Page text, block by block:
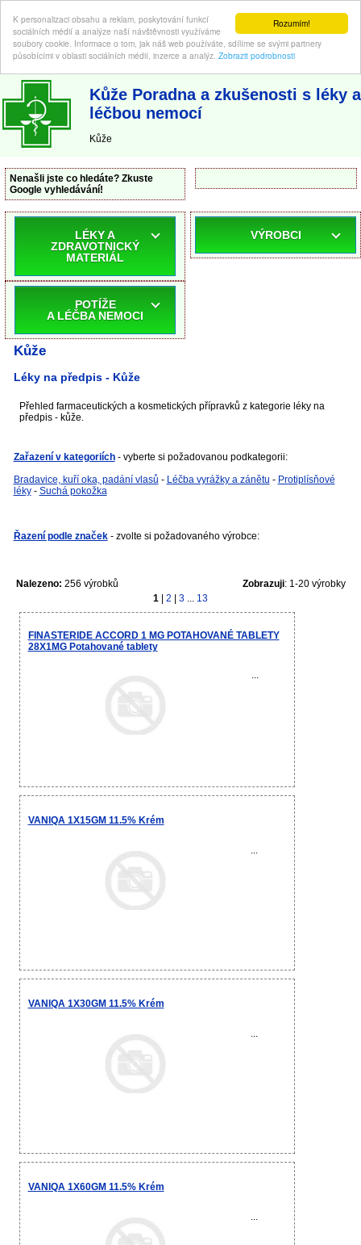
Rozumím!
K personalizaci obsahu a reklam, poskytování funkcí
sociálních médií a analýze naší návštěvnosti využíváme
soubory cookie. Informace o tom, jak náš web používáte, sdílíme se svými partnery
působícími v oblasti sociálních médií, inzerce a analýz. Zobrazit podrobnosti
ABC-LEKARNA.cz | Poradna a zkušenosti s léky a léčbou nemocí
Kůže Poradna a zkušenosti s léky a
léčbou nemocí
Kůže
Nenašli jste co hledáte? Zkuste
Google vyhledávání!
LÉKY A
ZDRAVOTNICKÝ
MATERIÁL
POTÍŽE
A LÉČBA NEMOCI
VÝROBCI
Kůže
Léky na předpis - Kůže
Přehled farmaceutických a kosmetických přípravků z kategorie léky na
předpis - kůže.
Zařazení v kategoriích - vyberte si požadovanou podkategorii:
Bradavice, kuří oka, padání vlasů - Léčba vyrážky a zánětu - Protiplísňové
léky- Suchá pokožka
Řazení podle značek - zvolte si požadovaného výrobce:
Nalezeno: 256 výrobků Zobrazuji: 1-20 výrobky
1
2 3 ... 13
FINASTERIDE ACCORD 1 MG POTAHOVANÉ TABLETY
28X1MG Potahované tablety
...
VANIQA 1X15GM 11.5% Krém
...
VANIQA 1X30GM 11.5% Krém
...
VANIQA 1X60GM 11.5% Krém
...